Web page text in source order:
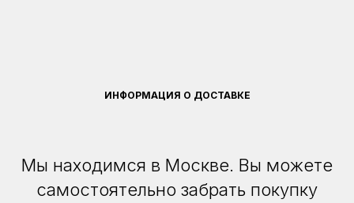
ИНФОРМАЦИЯ О ДОСТАВКЕ
Мы находимся в Москве. Вы можете
самостоятельно забрать покупку